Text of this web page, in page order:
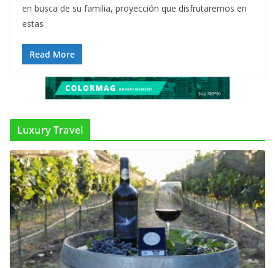
en busca de su familia, proyección que disfrutaremos en
estas
Read More
Luxury Travel